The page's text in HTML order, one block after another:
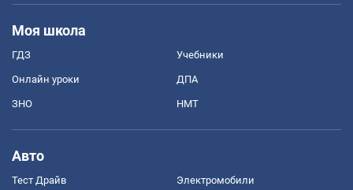
Моя школа
ГДЗ Учебники
Онлайн уроки ДПА
ЗНО НМТ
Авто
Тест Драйв Электромобили